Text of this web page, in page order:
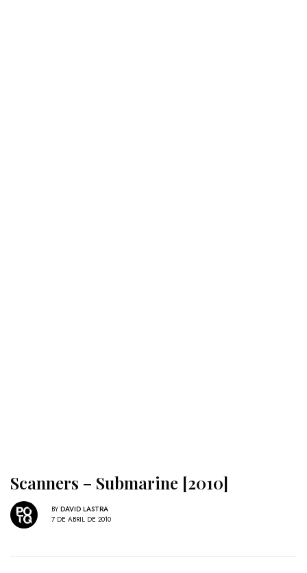
Scanners – Submarine [2010]
BY DAVID LASTRA
7 DE ABRIL DE 2010